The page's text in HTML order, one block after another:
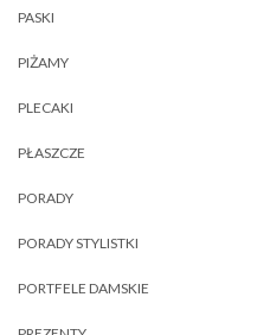
PASKI
PIŻAMY
PLECAKI
PŁASZCZE
PORADY
PORADY STYLISTKI
PORTFELE DAMSKIE